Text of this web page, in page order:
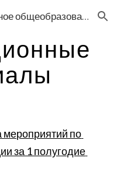
Skip to navigation
Государственное бюджетное общеобразовательное учреждение средняя общеобразовательная школа №76 Выборгского района Санкт-Петербурга
мероприятий по
за 1 полугодие